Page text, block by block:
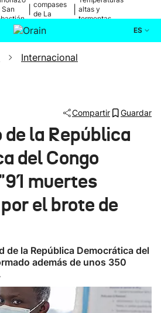
San
compases
de La
altas y
tormentas
ES
Actualidad
Ikusmiran
Eguraldia
Internacional
Compartir Guardar
de la República
del Congo
muertes
el brote de
de la República Democrática del
además de unos 350